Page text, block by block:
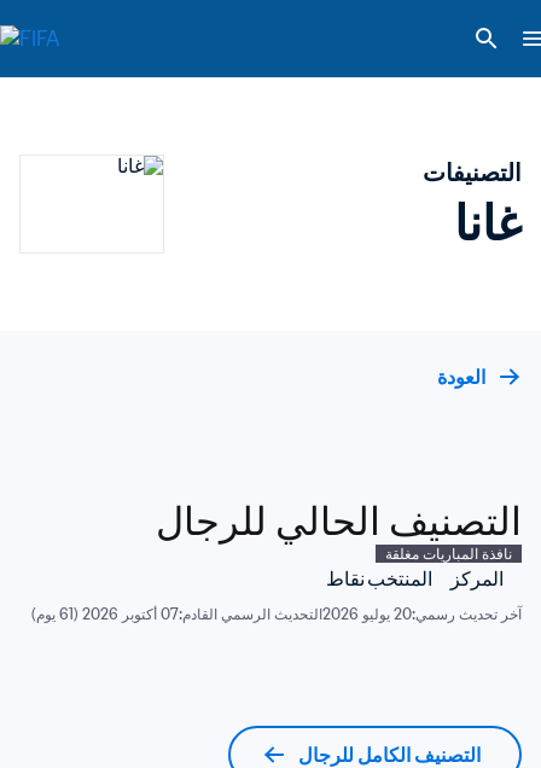
التصنيفات
غانا
العودة
التصنيف الحالي للرجال
نافذة المباريات مغلقة
المركز المنتخب نقاط
آخر تحديث رسمي:20 يوليو 2026 التحديث الرسمي القادم:07 أكتوبر 2026 (61 يوم)
التصنيف الكامل للرجال